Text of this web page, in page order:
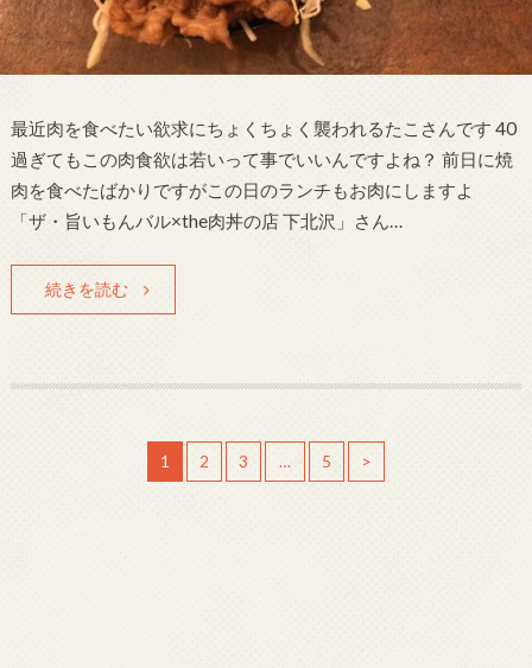
最近肉を食べたい欲求にちょくちょく襲われるたこさんです 40
過ぎてもこの肉食欲は若いって事でいいんですよね？ 前日に焼
肉を食べたばかりですがこの日のランチもお肉にしますよ
「ザ・旨いもんバル×the肉丼の店 下北沢」さん…
続きを読む
1 2 3 … 5 >